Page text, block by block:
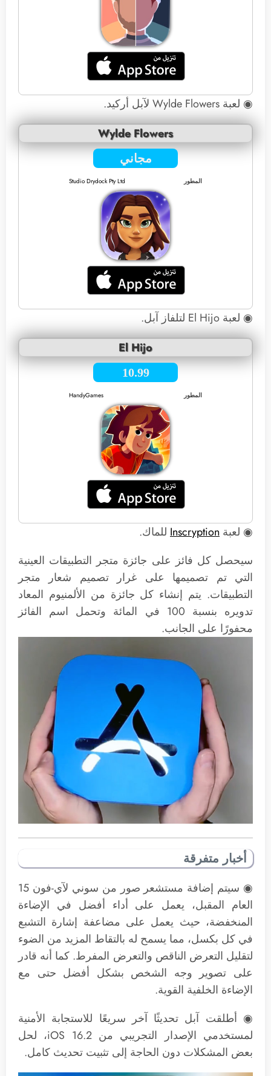
◉ لعبة Wylde Flowers لآبل أركيد.
Wylde Flowers
مجاني
المطور Studio Drydock Pty Ltd
◉ لعبة El Hijo لتلفاز آبل.
El Hijo
10.99
المطور HandyGames
◉ لعبة Inscryption للماك.
سيحصل كل فائز على جائزة متجر التطبيقات العينية
التي تم تصميمها على غرار تصميم شعار متجر
التطبيقات. يتم إنشاء كل جائزة من الألمنيوم المعاد
تدويره بنسبة 100 في المائة وتحمل اسم الفائز
محفورًا على الجانب.
أخبار متفرقة
◉ سيتم إضافة مستشعر صور من سوني لآي-فون 15
العام المقبل، يعمل على أداء أفضل في الإضاءة
المنخفضة، حيث يعمل على مضاعفة إشارة التشبع
في كل بكسل، مما يسمح له بالتقاط المزيد من الضوء
لتقليل التعرض الناقص والتعرض المفرط. كما أنه قادر
على تصوير وجه الشخص بشكل أفضل حتى مع
الإضاءة الخلفية القوية.
◉ أطلقت آبل تحديثًا آخر سريعًا للاستجابة الأمنية
لمستخدمي الإصدار التجريبي من iOS 16.2، لحل
بعض المشكلات دون الحاجة إلى تثبيت تحديث كامل.